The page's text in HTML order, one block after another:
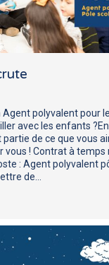
Agent polyvalent pour
avec les enfants
de ce que vous
vous ! Contrat à temps
: Agent polyvalent
de…